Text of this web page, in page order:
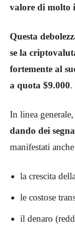
valore di molto
Questa
se la
fortemente al
a quota $9.000.
In linea generale,
dando dei
manifestati
la crescita
le costose
il denaro